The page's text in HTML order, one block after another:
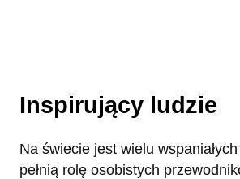
Inspirujący ludzie
Na świecie jest wielu
pełnią rolę osobistych